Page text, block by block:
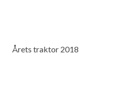
Årets traktor 2018